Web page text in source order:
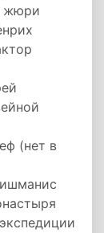
жюри
(нет в